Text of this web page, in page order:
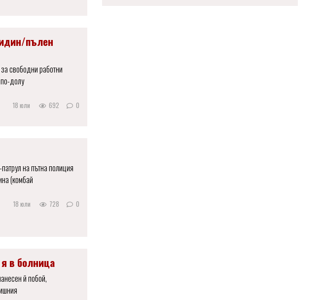
пълен
свободни работни
долу
18 юли 692 0
на пътна полиция
(комбай
18 юли 728 0
в болница
й побой,